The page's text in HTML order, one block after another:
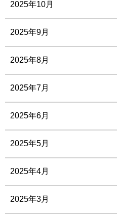
2025年10月
2025年9月
2025年8月
2025年7月
2025年6月
2025年5月
2025年4月
2025年3月